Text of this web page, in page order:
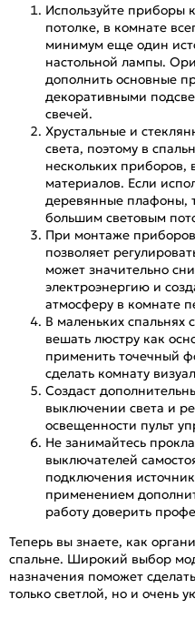
Используйте приборы
потолке, в комнате
минимум еще один
настольной лампы.
дополнить основные
декоративными
свечей.
Хрустальные и
света, поэтому в
нескольких приборов,
материалов. Если
деревянные плафоны,
большим световым
При монтаже
позволяет
может значительно
электроэнергию и
атмосферу в комнате
В маленьких спальнях
вешать люстру как
применить точечный
сделать комнату
Создаст
выключении света и
освещенности пульт
Не занимайтесь
выключателей
подключения
применением
работу доверить
Теперь вы знаете, как
спальне. Широкий выбор
назначения поможет
только светлой, но и очень